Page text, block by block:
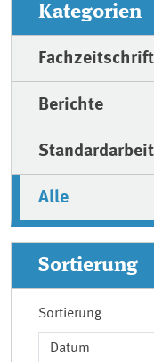
Kategorien
Berichte
Alle
Sortierung
Sortierung